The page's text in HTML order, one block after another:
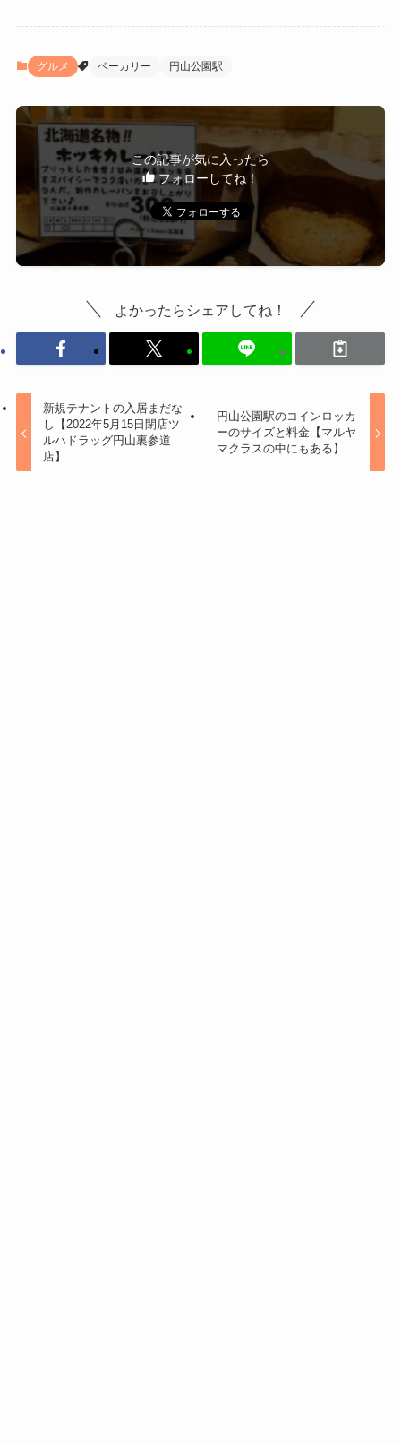
グルメ ベーカリー 円山公園駅
この記事が気に入ったら
フォローしてね！
よかったらシェアしてね！
新規テナントの入居まだな
し【2022年5月15日閉店ツ
ルハドラッグ円山裏参道
店】
円山公園駅のコインロッカ
ーのサイズと料金【マルヤ
マクラスの中にもある】